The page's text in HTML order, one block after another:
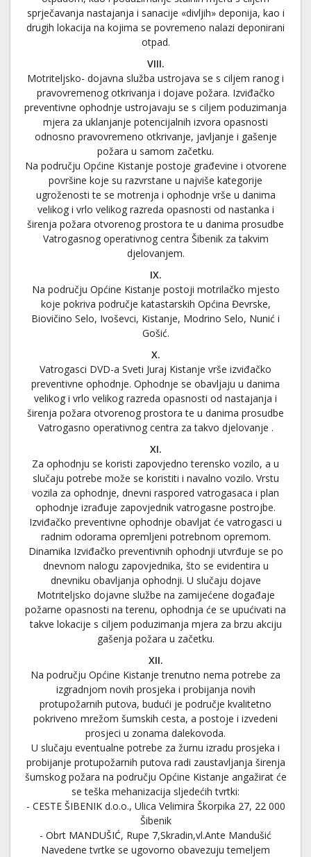
sprječavanja nastajanja i sanacije «divljih» deponija, kao i
drugih lokacija na kojima se povremeno nalazi deponirani
otpad.
VIII.
Motriteljsko- dojavna služba ustrojava se s ciljem ranog i
pravovremenog otkrivanja i dojave požara. Izviđačko
preventivne ophodnje ustrojavaju se s ciljem poduzimanja
mjera za uklanjanje potencijalnih izvora opasnosti
odnosno pravovremeno otkrivanje, javljanje i gašenje
požara u samom začetku.
Na području Općine Kistanje postoje građevine i otvorene
površine koje su razvrstane u najviše kategorije
ugroženosti te se motrenja i ophodnje vrše u danima
velikog i vrlo velikog razreda opasnosti od nastanka i
širenja požara otvorenog prostora te u danima prosudbe
Vatrogasnog operativnog centra Šibenik za takvim
djelovanjem.
IX.
Na području Općine Kistanje postoji motrilačko mjesto
koje pokriva područje katastarskih Općina Đevrske,
Biovičino Selo, Ivoševci, Kistanje, Modrino Selo, Nunić i
Gošić.
X.
Vatrogasci DVD-a Sveti Juraj Kistanje vrše izviđačko
preventivne ophodnje. Ophodnje se obavljaju u danima
velikog i vrlo velikog razreda opasnosti od nastajanja i
širenja požara otvorenog prostora te u danima prosudbe
Vatrogasno operativnog centra za takvo djelovanje .
XI.
Za ophodnju se koristi zapovjedno terensko vozilo, a u
slučaju potrebe može se koristiti i navalno vozilo. Vrstu
vozila za ophodnje, dnevni raspored vatrogasaca i plan
ophodnje izrađuje zapovjednik vatrogasne postrojbe.
Izviđačko preventivne ophodnje obavljat će vatrogasci u
radnim odorama opremljeni potrebnom opremom.
Dinamika Izviđačko preventivnih ophodnji utvrđuje se po
dnevnom nalogu zapovjednika, što se evidentira u
dnevniku obavljanja ophodnji. U slučaju dojave
Motriteljsko dojavne službe na zamijećene događaje
požarne opasnosti na terenu, ophodnja će se upućivati na
takve lokacije s ciljem poduzimanja mjera za brzu akciju
gašenja požara u začetku.
XII.
Na području Općine Kistanje trenutno nema potrebe za
izgradnjom novih prosjeka i probijanja novih
protupožarnih putova, budući je područje kvalitetno
pokriveno mrežom šumskih cesta, a postoje i izvedeni
prosjeci u zonama dalekovoda.
U slučaju eventualne potrebe za žurnu izradu prosjeka i
probijanje protupožarnih putova radi zaustavljanja širenja
šumskog požara na području Općine Kistanje angažirat će
se teška mehanizacija sljedećih tvrtki:
- CESTE ŠIBENIK d.o.o., Ulica Velimira Škorpika 27, 22 000
Šibenik
- Obrt MANDUŠIĆ, Rupe 7,Skradin,vl.Ante Mandušić
Navedene tvrtke se ugovorno obavezuju temeljem